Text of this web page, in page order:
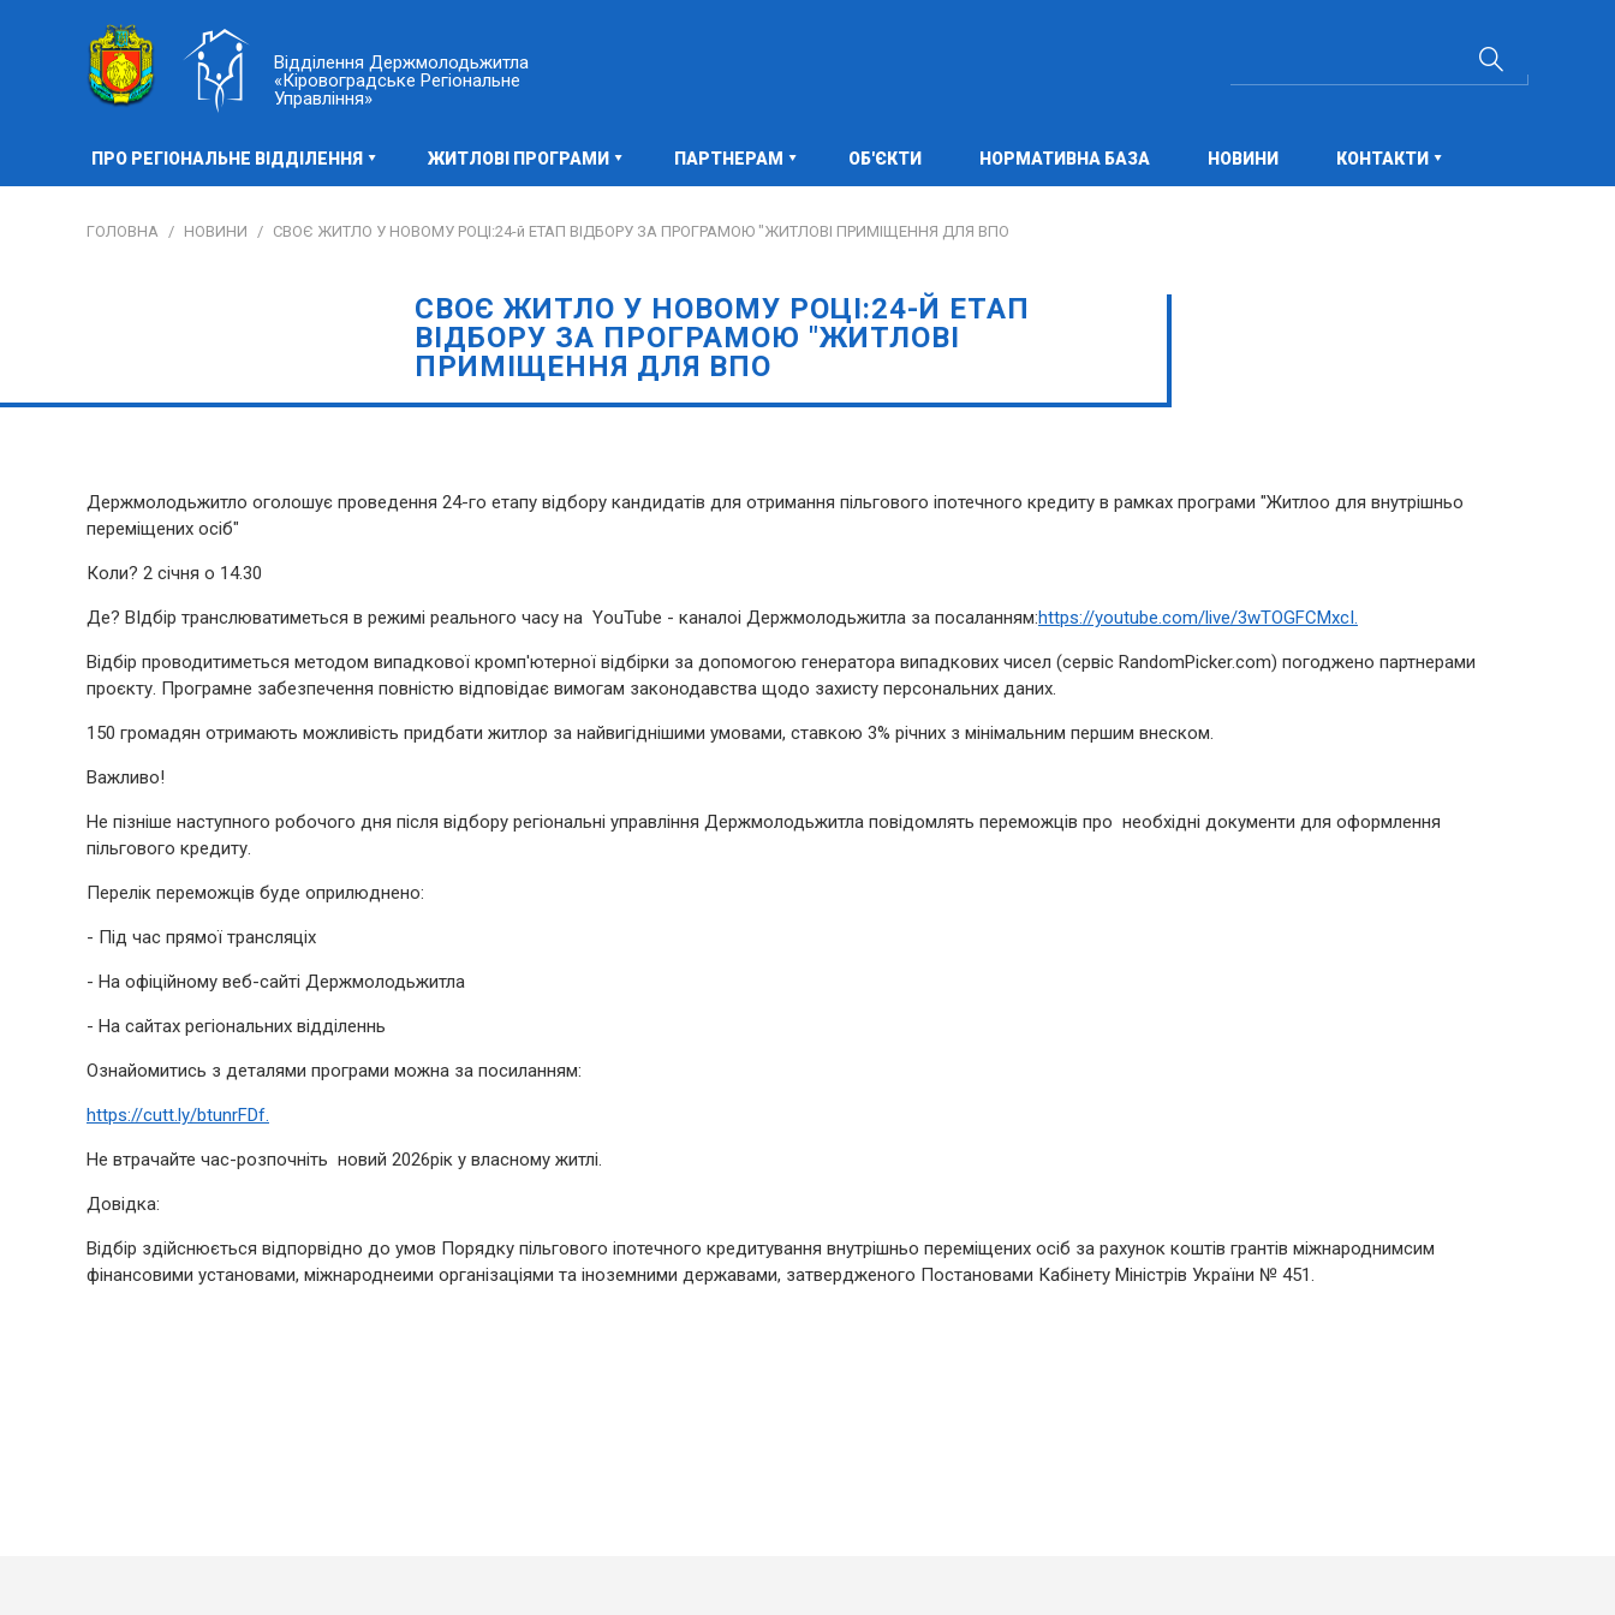
Відділення Держмолодьжитла
«Кіровоградське Регіональне
Управління»
ПРО РЕГІОНАЛЬНЕ ВІДДІЛЕННЯ ЖИТЛОВІ ПРОГРАМИ ПАРТНЕРАМ ОБ'ЄКТИ НОРМАТИВНА БАЗА НОВИНИ КОНТАКТИ
ГОЛОВНА / НОВИНИ / СВОЄ ЖИТЛО У НОВОМУ РОЦІ:24-й ЕТАП ВІДБОРУ ЗА ПРОГРАМОЮ "ЖИТЛОВІ ПРИМІЩЕННЯ ДЛЯ ВПО
СВОЄ ЖИТЛО У НОВОМУ РОЦІ:24-Й ЕТАП
ВІДБОРУ ЗА ПРОГРАМОЮ "ЖИТЛОВІ
ПРИМІЩЕННЯ ДЛЯ ВПО
Держмолодьжитло оголошує проведення 24-го етапу відбору кандидатів для отримання пільгового іпотечного кредиту в рамках програми "Житлоо для внутрішньо
переміщених осіб"
Коли? 2 січня о 14.30
Де? ВІдбір транслюватиметься в режимі реального часу на YouTube - каналоі Держмолодьжитла за посаланням:https://youtube.com/live/3wTOGFCMxcI.
Відбір проводитиметься методом випадкової кромп'ютерної відбірки за допомогою генератора випадкових чисел (сервіс RandomPicker.com) погоджено партнерами
проєкту. Програмне забезпечення повністю відповідає вимогам законодавства щодо захисту персональних даних.
150 громадян отримають можливість придбати житлор за найвигіднішими умовами, ставкою 3% річних з мінімальним першим внеском.
Важливо!
Не пізніше наступного робочого дня після відбору регіональні управління Держмолодьжитла повідомлять переможців про необхідні документи для оформлення
пільгового кредиту.
Перелік переможців буде оприлюднено:
- Під час прямої трансляціх
- На офіційному веб-сайті Держмолодьжитла
- На сайтах регіональних відділеннь
Ознайомитись з деталями програми можна за посиланням:
https://cutt.ly/btunrFDf.
Не втрачайте час-розпочніть новий 2026рік у власному житлі.
Довідка:
Відбір здійснюється відпорвідно до умов Порядку пільгового іпотечного кредитування внутрішньо переміщених осіб за рахунок коштів грантів міжнароднимсим
фінансовими установами, міжнароднеими організаціями та іноземними державами, затвердженого Постановами Кабінету Міністрів України № 451.